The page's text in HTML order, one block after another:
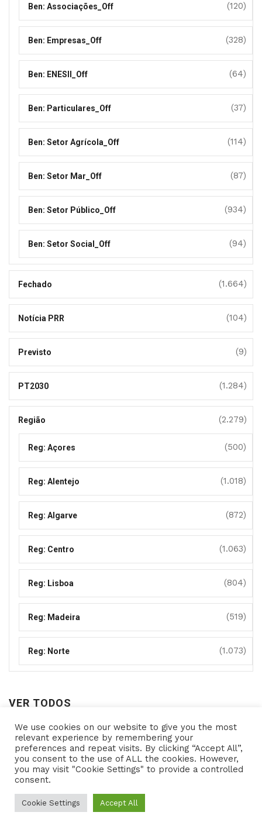
Ben: Associações_Off (120)
Ben: Empresas_Off (328)
Ben: ENESII_Off (64)
Ben: Particulares_Off (37)
Ben: Setor Agrícola_Off (114)
Ben: Setor Mar_Off (87)
Ben: Setor Público_Off (934)
Ben: Setor Social_Off (94)
Fechado (1.664)
Notícia PRR (104)
Previsto (9)
PT2030 (1.284)
Região (2.279)
Reg: Açores (500)
Reg: Alentejo (1.018)
Reg: Algarve (872)
Reg: Centro (1.063)
Reg: Lisboa (804)
Reg: Madeira (519)
Reg: Norte (1.073)
VER TODOS
Ver
todos
reserved Powered by
We use cookies on our website to give you the most
relevant experience by remembering your
preferences and repeat visits. By clicking “Accept All”,
you consent to the use of ALL the cookies. However,
you may visit "Cookie Settings" to provide a controlled
consent.
Cookie Settings Accept All